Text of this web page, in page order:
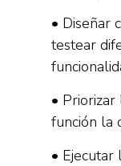
• Diseñar
testear
• Priorizar
función la
•